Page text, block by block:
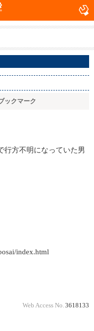
ックマーク
行方不明になっていた男
index.html
Web Access No. 3618133